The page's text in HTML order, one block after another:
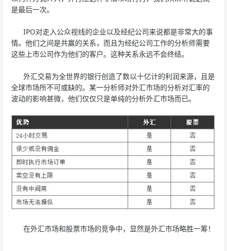
是最后一次。
IPO对走入公众视线的企业以及经纪公司来说都是非常大的事
情。他们之间是共赢的关系，而且为经纪公司工作的分析师需要
这些上市公司作为他们的客户。这种关系永远不会终结。
外汇交易为全世界的银行创造了数以十亿计的利润来源，且是
全球市场所不可或缺的。某一分析师对外汇市场的分析对汇率的
波动的影响甚微，他们仅仅只是单纯的分析外汇市场而已。
在外汇市场和股票市场的竞争中，显然是外汇市场略胜一筹！